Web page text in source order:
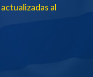
al